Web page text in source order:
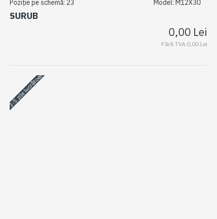
Poziție pe schemă: 23 Model: M12X30
SURUB
0,00 Lei
Fără TVA:0,00 Lei
3-5 zile lucrătoare